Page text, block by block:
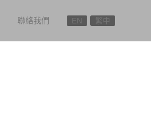
聯絡我們 EN 繁中